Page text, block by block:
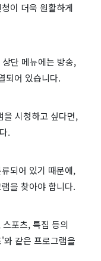
이 더욱 원활하게
단 메뉴에는 방송,
되어 있습니다.
시청하고 싶다면,
.
되어 있기 때문에,
을 찾아야 합니다.
포츠, 특집 등의
같은 프로그램을